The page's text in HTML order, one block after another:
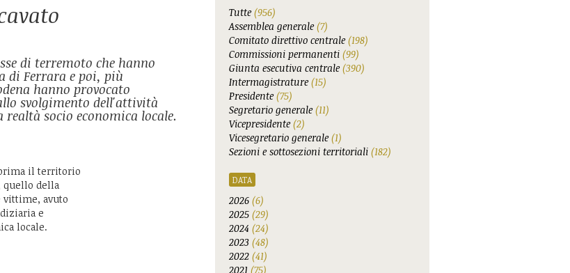
di terremoto che hanno
di Ferrara e poi, più
hanno provocato
svolgimento dell'attività
socio economica locale.
il territorio
quello della
vittime, avuto
e
locale.
Tutte(956)
Assemblea generale(7)
Comitato direttivo centrale(198)
Commissioni permanenti (99)
Giunta esecutiva centrale(390)
Intermagistrature(15)
Presidente(75)
Segretario generale(11)
Vicepresidente(2)
Vicesegretario generale(1)
Sezioni e sottosezioni territoriali (182)
DATA
2026 (6)
2025 (29)
2024 (24)
2023 (48)
2022 (41)
2021 (75)